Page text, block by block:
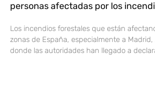
personas afectadas por los
Los incendios forestales que están
zonas de España, especialmente a Madrid,
donde las autoridades han llegado a